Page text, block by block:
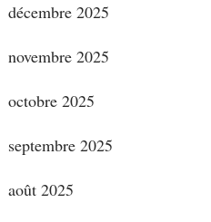
décembre 2025
novembre 2025
octobre 2025
septembre 2025
août 2025